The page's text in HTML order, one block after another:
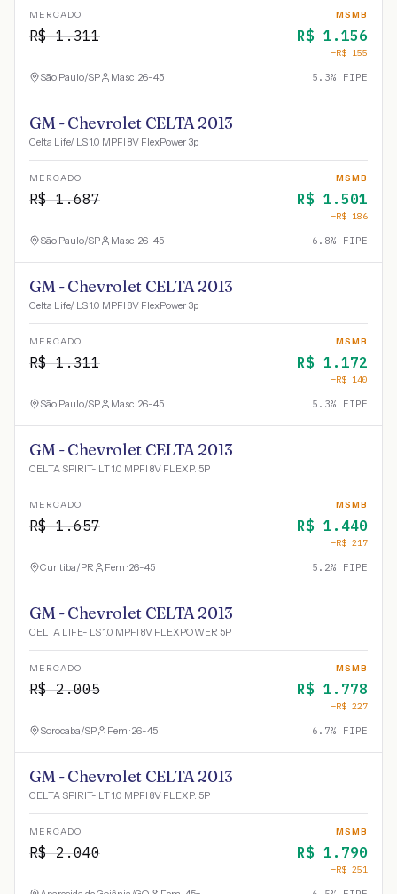
MERCADO
R$1.311
MSMB
R$ 1.156
−R$ 155
São Paulo/SP Masc · 26-45 5.3% FIPE
GM - Chevrolet CELTA 2013
Celta Life/ LS 1.0 MPFI 8V FlexPower 3p
MERCADO
R$1.687
MSMB
R$ 1.501
−R$ 186
São Paulo/SP Masc · 26-45 6.8% FIPE
GM - Chevrolet CELTA 2013
Celta Life/ LS 1.0 MPFI 8V FlexPower 3p
MERCADO
R$1.311
MSMB
R$ 1.172
−R$ 140
São Paulo/SP Masc · 26-45 5.3% FIPE
GM - Chevrolet CELTA 2013
CELTA SPIRIT- LT 1.0 MPFI 8V FLEXP. 5P
MERCADO
R$1.657
MSMB
R$ 1.440
−R$ 217
Curitiba/PR Fem · 26-45 5.2% FIPE
GM - Chevrolet CELTA 2013
CELTA LIFE- LS 1.0 MPFI 8V FLEXPOWER 5P
MERCADO
R$2.005
MSMB
R$ 1.778
−R$ 227
Sorocaba/SP Fem · 26-45 6.7% FIPE
GM - Chevrolet CELTA 2013
CELTA SPIRIT- LT 1.0 MPFI 8V FLEXP. 5P
MERCADO
R$2.040
MSMB
R$ 1.790
−R$ 251